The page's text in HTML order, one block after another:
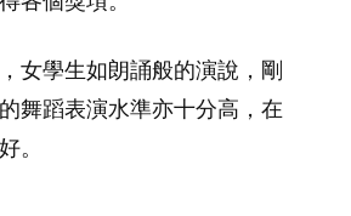
女學生如朗誦般的演說，剛
舞蹈表演水準亦十分高，在
。